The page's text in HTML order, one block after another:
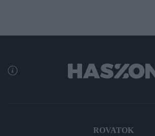
ROVATOK